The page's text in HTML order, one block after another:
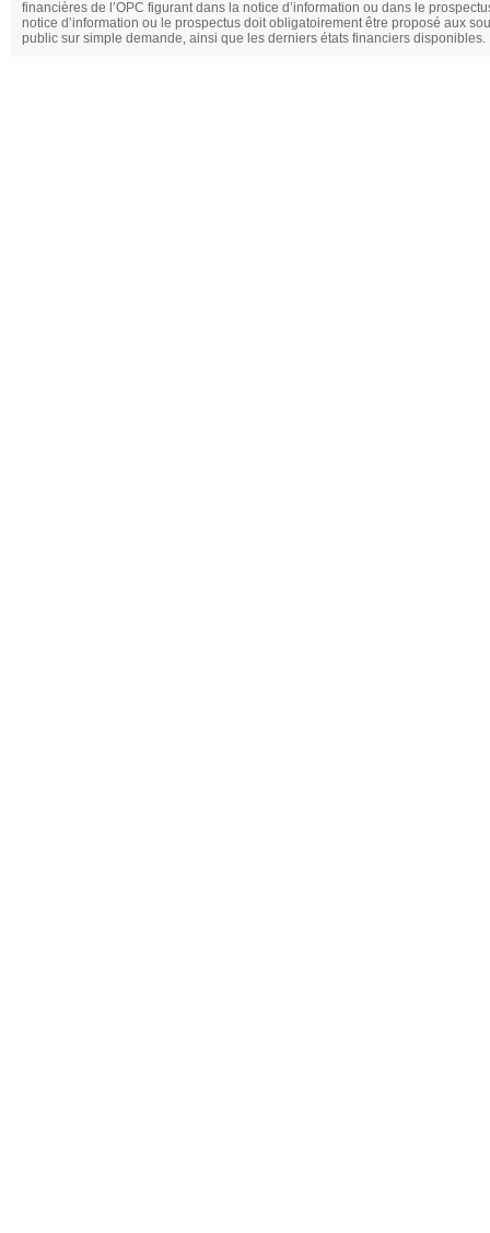
financières de l’OPC figurant dans la notice d’information ou dans le
notice d’information ou le prospectus doit obligatoirement être proposé aux
public sur simple demande, ainsi que les derniers états financiers disponibles.